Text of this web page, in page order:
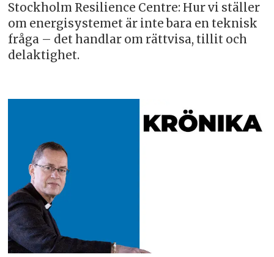
Stockholm Resilience Centre: Hur vi ställer
om energisystemet är inte bara en teknisk
fråga – det handlar om rättvisa, tillit och
delaktighet.